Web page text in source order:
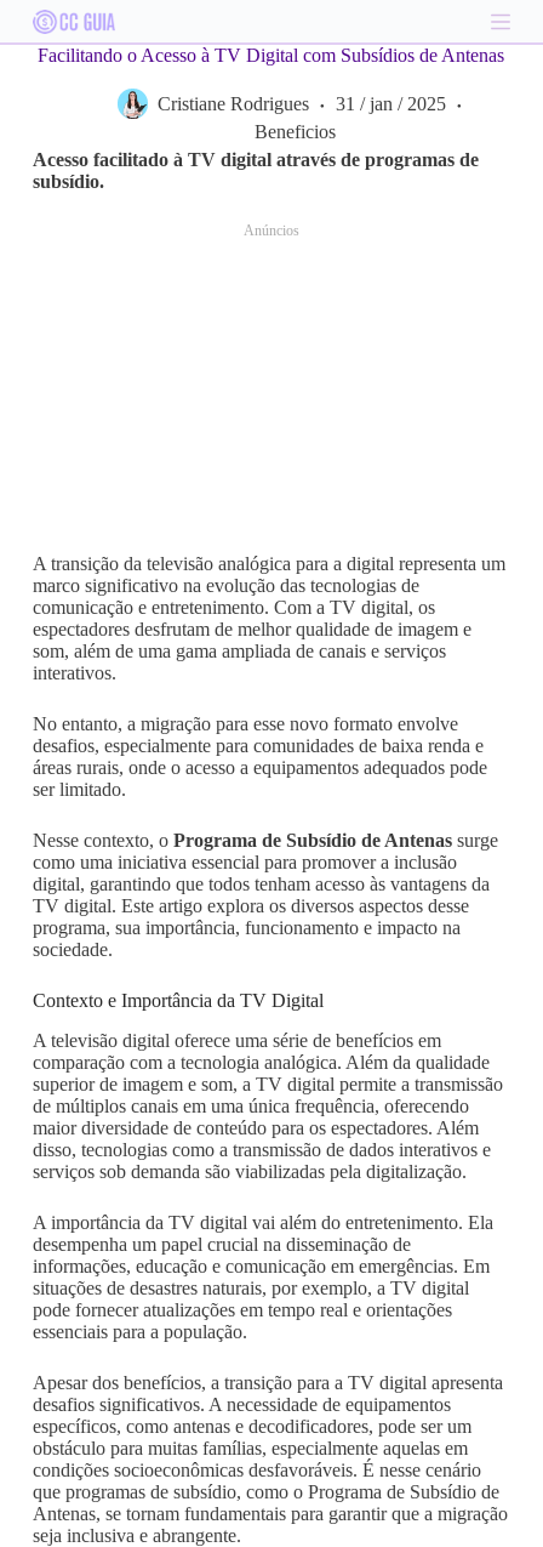
S
k
o
Facilitando o Acesso à TV Digital com Subsídios de Antenas
Cristiane Rodrigues
31 / jan / 2025
Beneficios
Acesso facilitado à TV digital através de programas de
subsídio.
Anúncios
A transição da televisão analógica para a digital representa um
marco significativo na evolução das tecnologias de
comunicação e entretenimento. Com a TV digital, os
espectadores desfrutam de melhor qualidade de imagem e
som, além de uma gama ampliada de canais e serviços
interativos.
No entanto, a migração para esse novo formato envolve
desafios, especialmente para comunidades de baixa renda e
áreas rurais, onde o acesso a equipamentos adequados pode
ser limitado.
Nesse contexto, o Programa de Subsídio de Antenassurge
como uma iniciativa essencial para promover a inclusão
digital, garantindo que todos tenham acesso às vantagens da
TV digital. Este artigo explora os diversos aspectos desse
programa, sua importância, funcionamento e impacto na
sociedade.
Contexto e Importância da TV Digital
A televisão digital oferece uma série de benefícios em
comparação com a tecnologia analógica. Além da qualidade
superior de imagem e som, a TV digital permite a transmissão
de múltiplos canais em uma única frequência, oferecendo
maior diversidade de conteúdo para os espectadores. Além
disso, tecnologias como a transmissão de dados interativos e
serviços sob demanda são viabilizadas pela digitalização.
A importância da TV digital vai além do entretenimento. Ela
desempenha um papel crucial na disseminação de
informações, educação e comunicação em emergências. Em
situações de desastres naturais, por exemplo, a TV digital
pode fornecer atualizações em tempo real e orientações
essenciais para a população.
Apesar dos benefícios, a transição para a TV digital apresenta
desafios significativos. A necessidade de equipamentos
específicos, como antenas e decodificadores, pode ser um
obstáculo para muitas famílias, especialmente aquelas em
condições socioeconômicas desfavoráveis. É nesse cenário
que programas de subsídio, como o Programa de Subsídio de
Antenas, se tornam fundamentais para garantir que a migração
seja inclusiva e abrangente.